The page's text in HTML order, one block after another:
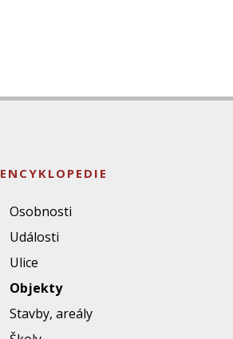
ENCYKLOPEDIE
Osobnosti
Události
Ulice
Objekty
Stavby, areály